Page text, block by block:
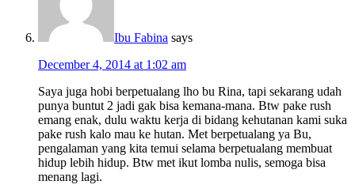
Ibu Fabina says
December 4, 2014 at 1:02 am
Saya juga hobi berpetualang lho bu Rina, tapi sekarang udah
punya buntut 2 jadi gak bisa kemana-mana. Btw pake rush
emang enak, dulu waktu kerja di bidang kehutanan kami suka
pake rush kalo mau ke hutan. Met berpetualang ya Bu,
pengalaman yang kita temui selama berpetualang membuat
hidup lebih hidup. Btw met ikut lomba nulis, semoga bisa
menang lagi.